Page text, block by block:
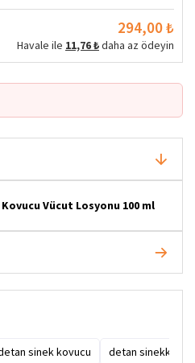
294,00 ₺
Havale ile 11,76 ₺daha az ödeyin
Vücut Losyonu 100 ml
sinek kovucu detan sinekkıran